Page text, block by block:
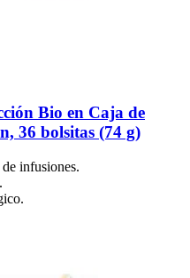
Bio en Caja de
36 bolsitas (74 g)
infusiones.